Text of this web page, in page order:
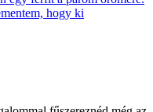
hogy ki